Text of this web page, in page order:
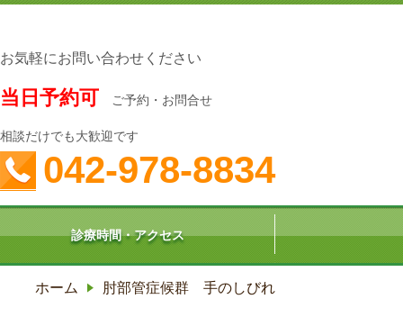
お気軽にお問い合わせください
当日予約可 ご予約・お問合せ
相談だけでも大歓迎です
042-978-8834
診療時間・アクセス
ホーム 肘部管症候群 手のしびれ